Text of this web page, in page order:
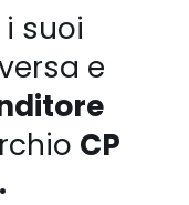
suoi
e
CP
.